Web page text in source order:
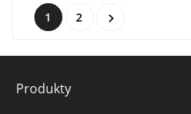
1
2 
Produkty